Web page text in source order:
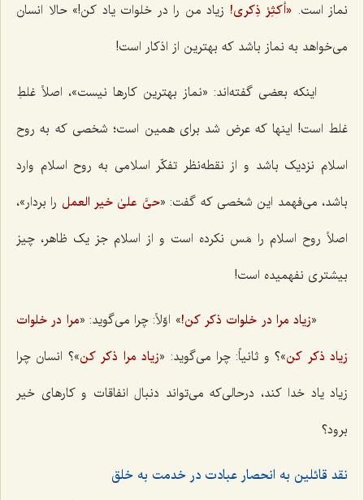
نماز است. «أکثِرْ ذِکری! زیاد من را در خلوات یاد کن!» حالا انسان
می‌خواهد به نماز باشد که بهترین از اذکار است!
اینکه بعضی گفته‌اند: «نماز بهترین کارها نیست»، اصلاً غلطِ
غلط است! اینها که عرض شد برای همین است؛ شخصی که به روح
اسلام نزدیک باشد و از نقطه‌نظر تفکّر اسلامی به روح اسلام وارد
باشد، می‌فهمد این شخصی که گفت: «حیَّ علیٰ خیر العمل را بردار»،
اصلاً روح اسلام را مَس نکرده است و از اسلام جز یک ظاهر، چیز
بیشتری نفهمیده است!
«زیاد مرا در خلوات ذکر کن!» اوّلاً: چرا می‌گوید: «مرا در خلوات
زیاد ذکر کن»؟ و ثانیاً: چرا می‌گوید: «زیاد مرا ذکر کن»؟ انسان چرا
زیاد یاد خدا کند، درحالی‌که می‌تواند دنبال انفاقات و کارهای خیر
برود؟
نقد قائلین به انحصار عبادت در خدمت به خلق